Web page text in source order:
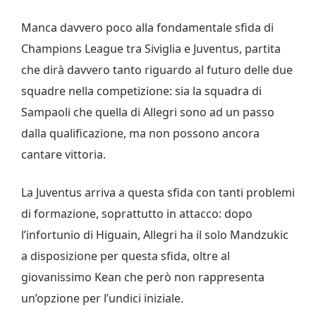
Manca davvero poco alla fondamentale sfida di
Champions League tra Siviglia e Juventus, partita
che dirà davvero tanto riguardo al futuro delle due
squadre nella competizione: sia la squadra di
Sampaoli che quella di Allegri sono ad un passo
dalla qualificazione, ma non possono ancora
cantare vittoria.
La Juventus arriva a questa sfida con tanti problemi
di formazione, soprattutto in attacco: dopo
l’infortunio di Higuain, Allegri ha il solo Mandzukic
a disposizione per questa sfida, oltre al
giovanissimo Kean che però non rappresenta
un’opzione per l’undici iniziale.